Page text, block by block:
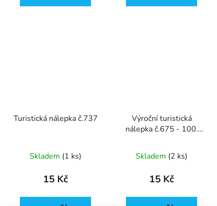
Turistická nálepka č.737
Skladem (1 ks)
15 Kč
Výroční turistická
nálepka č.675 - 100.
Skladem (2 ks)
15 Kč